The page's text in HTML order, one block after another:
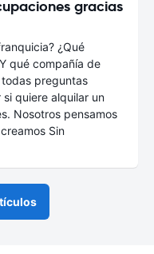
gracias
¿Qué
qué compañía de
preguntas
quiere alquilar un
Nosotros pensamos
Sin